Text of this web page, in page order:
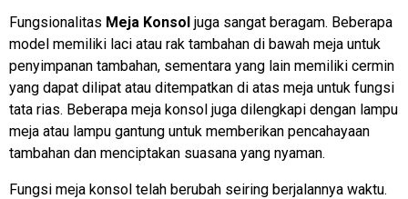
Fungsionalitas Meja Konsol juga sangat beragam. Beberapa
model memiliki laci atau rak tambahan di bawah meja untuk
penyimpanan tambahan, sementara yang lain memiliki cermin
yang dapat dilipat atau ditempatkan di atas meja untuk fungsi
tata rias. Beberapa meja konsol juga dilengkapi dengan lampu
meja atau lampu gantung untuk memberikan pencahayaan
tambahan dan menciptakan suasana yang nyaman.
Fungsi meja konsol telah berubah seiring berjalannya waktu.